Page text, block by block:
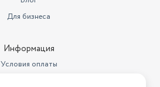
цветной экран
Для бизнеса
Информация
Условия оплаты